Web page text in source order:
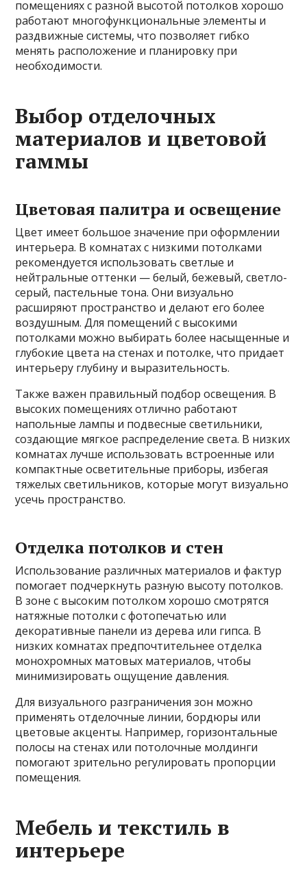
помещениях с разной высотой потолков хорошо
работают многофункциональные элементы и
раздвижные системы, что позволяет гибко
менять расположение и планировку при
необходимости.
Выбор отделочных
материалов и цветовой
гаммы
Цветовая палитра и освещение
Цвет имеет большое значение при оформлении
интерьера. В комнатах с низкими потолками
рекомендуется использовать светлые и
нейтральные оттенки — белый, бежевый, светло-
серый, пастельные тона. Они визуально
расширяют пространство и делают его более
воздушным. Для помещений с высокими
потолками можно выбирать более насыщенные и
глубокие цвета на стенах и потолке, что придает
интерьеру глубину и выразительность.
Также важен правильный подбор освещения. В
высоких помещениях отлично работают
напольные лампы и подвесные светильники,
создающие мягкое распределение света. В низких
комнатах лучше использовать встроенные или
компактные осветительные приборы, избегая
тяжелых светильников, которые могут визуально
усечь пространство.
Отделка потолков и стен
Использование различных материалов и фактур
помогает подчеркнуть разную высоту потолков.
В зоне с высоким потолком хорошо смотрятся
натяжные потолки с фотопечатью или
декоративные панели из дерева или гипса. В
низких комнатах предпочтительнее отделка
монохромных матовых материалов, чтобы
минимизировать ощущение давления.
Для визуального разграничения зон можно
применять отделочные линии, бордюры или
цветовые акценты. Например, горизонтальные
полосы на стенах или потолочные молдинги
помогают зрительно регулировать пропорции
помещения.
Мебель и текстиль в
интерьере